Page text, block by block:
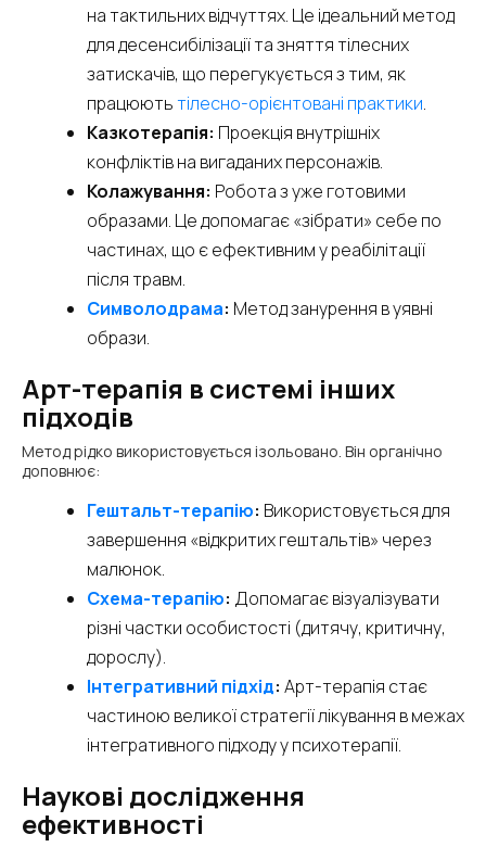
на тактильних відчуттях. Це ідеальний метод
для десенсибілізації та зняття тілесних
затискачів, що перегукується з тим, як
працюютьтілесно-орієнтовані практики.
Казкотерапія: Проекція внутрішніх
конфліктів на вигаданих персонажів.
Колажування: Робота з уже готовими
образами. Це допомагає «зібрати» себе по
частинах, що є ефективним у реабілітації
після травм.
Символодрама: Метод занурення в уявні
образи.
Арт-терапія в системі інших
підходів
Метод рідко використовується ізольовано. Він органічно
доповнює:
Гештальт-терапію: Використовується для
завершення «відкритих гештальтів» через
малюнок.
Схема-терапію: Допомагає візуалізувати
різні частки особистості (дитячу, критичну,
дорослу).
Інтегративний підхід: Арт-терапія стає
частиною великої стратегії лікування в межах
інтегративного підходу у психотерапії.
Наукові дослідження
ефективності